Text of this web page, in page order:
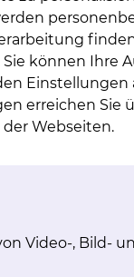
können Ihre
Einstellungen
erreichen Sie
Webseiten.
Video-, Bild-